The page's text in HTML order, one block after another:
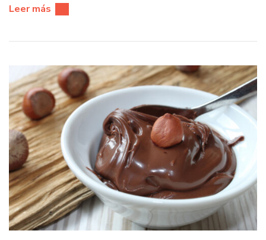
Leer más